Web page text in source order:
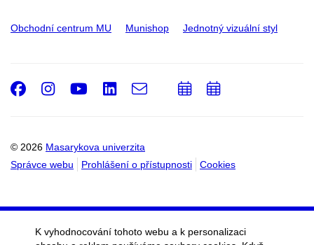
Obchodní centrum MU Munishop Jednotný vizuální styl
© 2026 Masarykova univerzita
Správce webu
Prohlášení o přístupnosti Cookies
Facebook
Instagram
Youtube
LinkedIn
e-
Email
PřidatPřidat
K vyhodnocování tohoto webu a k personalizaci